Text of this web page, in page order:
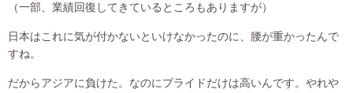
（一部、業績回復してきているところもありますが）
日本はこれに気が付かないといけなかったのに、腰が重かったんで
すね。
だからアジアに負けた。なのにプライドだけは高いんです。やれや